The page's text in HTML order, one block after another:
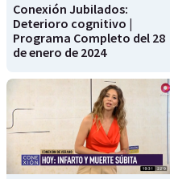
Conexión Jubilados:
Deterioro cognitivo |
Programa Completo del 28
de enero de 2024